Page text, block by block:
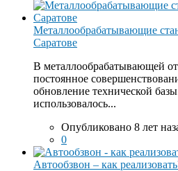
Металлообрабатывающие
Саратове
В металлообрабатывающей
постоянное
обновление технической
использовалось...
Опубликовано 8 лет
0
Автообзвон – как